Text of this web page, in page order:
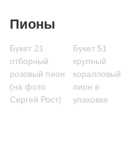
Пионы
Букет 21
отборный
розовый пион
(на фото
Сергей Рост)
Букет 51
крупный
коралловый
пион в
упаковке